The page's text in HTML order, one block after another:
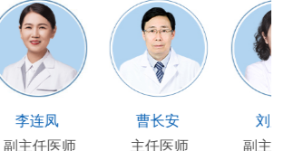
主任医师
副主任医师